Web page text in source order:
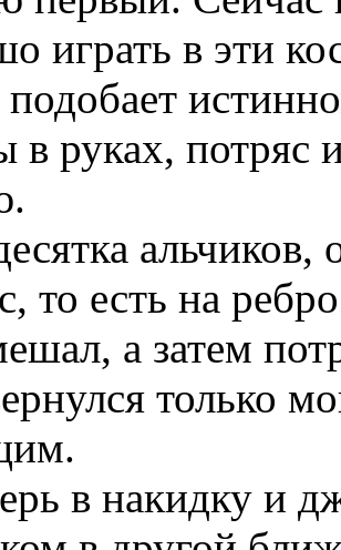
играть в эти
в руках, потряс
то есть на
а затем
только
в накидку и